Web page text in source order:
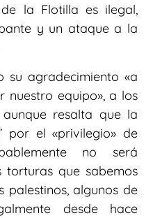
la Flotilla es ilegal,
y un ataque a la
su agradecimiento «a
nuestro equipo», a los
resalta que la
por el «privilegio» de
no será
que sabemos
algunos de
desde hace